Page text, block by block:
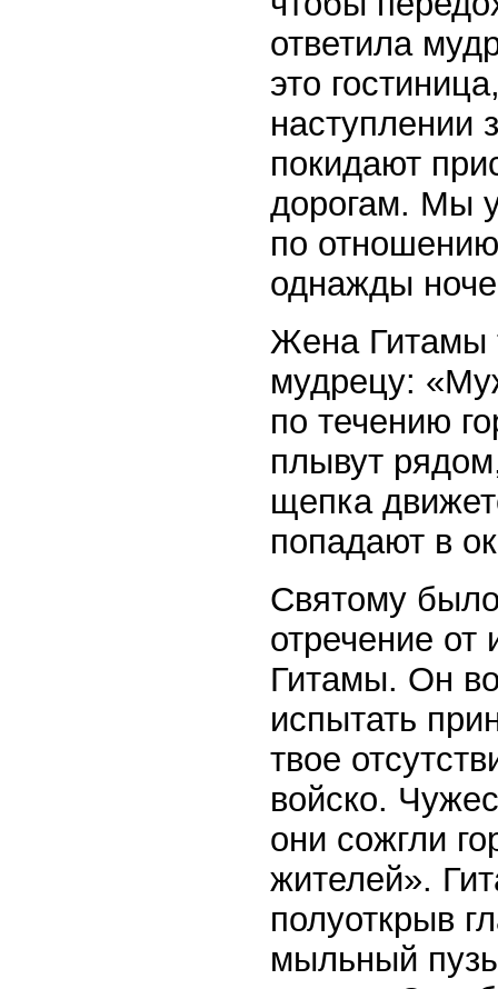
ответила
это
наступлении
покидают
дорогам. Мы
по
однажды
Жена Гитамы
мудрецу:
по течению
плывут
щепка
попадают в
Святому
отречение
Гитамы. Он
испытать
твое
войско.
они сожгли
жителей».
полуоткрыв
мыльный